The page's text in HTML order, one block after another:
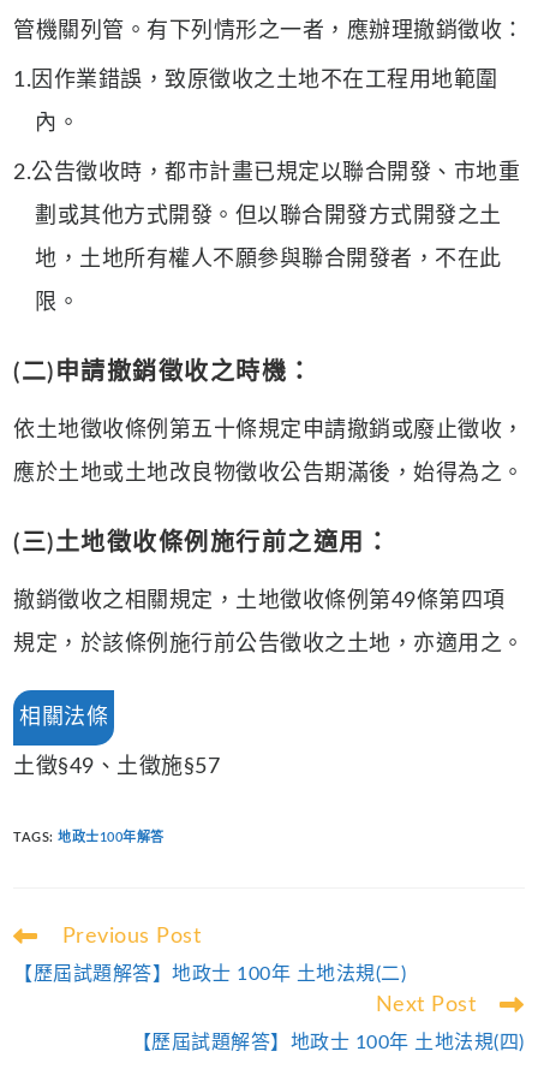
管機關列管。有下列情形之一者，應辦理撤銷徵收：
1.因作業錯誤，致原徵收之土地不在工程用地範圍
內。
2.公告徵收時，都市計畫已規定以聯合開發、市地重
劃或其他方式開發。但以聯合開發方式開發之土
地，土地所有權人不願參與聯合開發者，不在此
限。
(二)申請撤銷徵收之時機：
依土地徵收條例第五十條規定申請撤銷或廢止徵收，
應於土地或土地改良物徵收公告期滿後，始得為之。
(三)土地徵收條例施行前之適用：
撤銷徵收之相關規定，土地徵收條例第49條第四項
規定，於該條例施行前公告徵收之土地，亦適用之。
相關法條
土徵§49、土徵施§57
TAGS:地政士100年解答
Read
articles
Previous Post
【歷屆試題解答】地政士 100年 土地法規(二)
Next Post
【歷屆試題解答】地政士 100年 土地法規(四)